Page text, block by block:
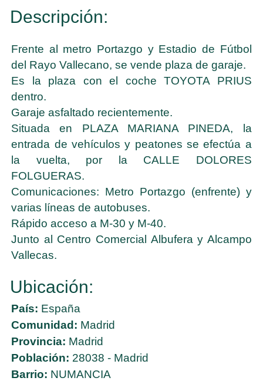
Descripción:
Frente al metro Portazgo y Estadio de Fútbol
del Rayo Vallecano, se vende plaza de garaje.
Es la plaza con el coche TOYOTA PRIUS
dentro.
Garaje asfaltado recientemente.
Situada en PLAZA MARIANA PINEDA, la
entrada de vehículos y peatones se efectúa a
la vuelta, por la CALLE DOLORES
FOLGUERAS.
Comunicaciones: Metro Portazgo (enfrente) y
varias líneas de autobuses.
Rápido acceso a M-30 y M-40.
Junto al Centro Comercial Albufera y Alcampo
Vallecas.
Ubicación:
País: España
Comunidad: Madrid
Provincia: Madrid
Población: 28038 - Madrid
Barrio: NUMANCIA